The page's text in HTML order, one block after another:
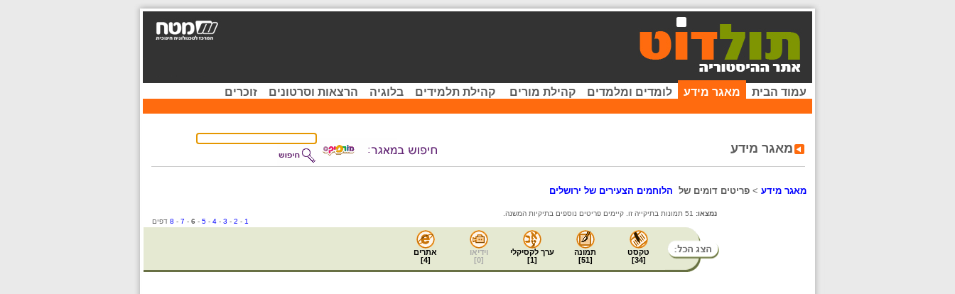
עמוד הבית מאגר מידע לומדים ומלמדים קהילת מורים קהילת תלמידים בלוגיה הרצאות וסרטונים זוכרים
מאגר מידע
מאגר מידע > פריטים דומים של הלוחמים הצעירים של ירושלים
נמצאו:
1
-
2
-
3
-
4
-
5
-
6
-
7
-
8 דפים
טקסט
[
34
]
תמונה
[
51
]
ערך לקסיקלי
[
1
]
וידיאו
[
0
]
אתרים
[
4
]